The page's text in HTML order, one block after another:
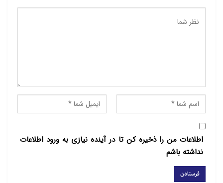
اطلاعات من را ذخیره کن تا در آینده نیازی به ورود اطلاعات
نداشته باشم